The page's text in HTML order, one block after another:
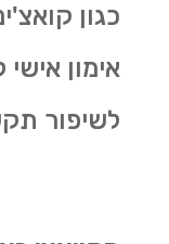
כגון
אימון
לשיפור